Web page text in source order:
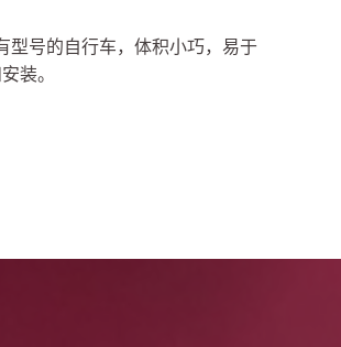
型号的自行车，体积小巧，易于
装。